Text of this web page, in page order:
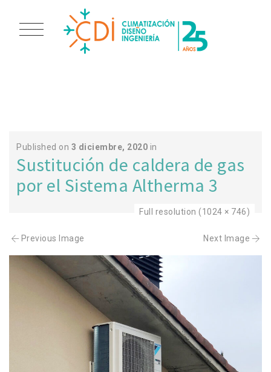
Published on 3 diciembre, 2020 in
Sustitución de caldera de gas
por el Sistema Altherma 3
Full resolution (1024 × 746)
Previous Image Next Image